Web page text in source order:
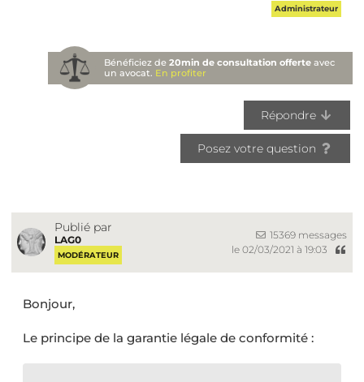
Administrateur
Bénéficiez de20min de consultation offerte avec
un avocat. En profiter
Répondre
Posez votre question
Publié par
LAG0
MODÉRATEUR
15369 messages
le 02/03/2021 à 19:03
Bonjour,
Le principe de la garantie légale de conformité :